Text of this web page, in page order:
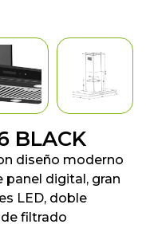
BLACK
diseño moderno
digital, gran
LED, doble
filtrado